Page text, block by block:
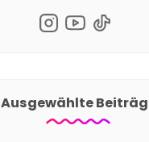
Ausgewählte